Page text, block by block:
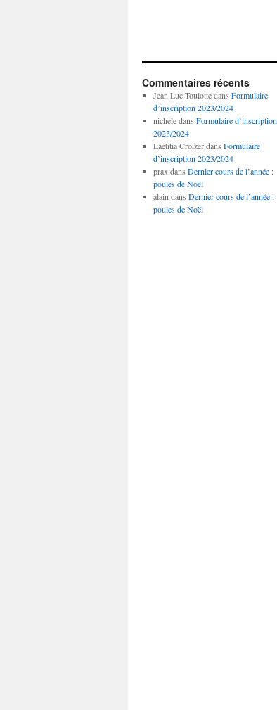
Commentaires récents
Jean Luc Toulottedans Formulaire
d’inscription 2023/2024
nicheledans Formulaire d’inscription
2023/2024
Laetitia Croizerdans Formulaire
d’inscription 2023/2024
prax dans Dernier cours de l’année :
poules de Noël
alain dans Dernier cours de l’année :
poules de Noël